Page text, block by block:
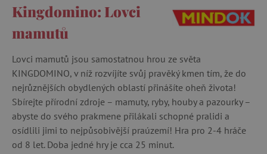
Kingdomino: Lovci
mamutů
Lovci mamutů jsou samostatnou hrou ze světa
KINGDOMINO, v níž rozvíjíte svůj pravěký kmen tím, že do
nejrůznějších obydlených oblastí přinášíte oheň života!
Sbírejte přírodní zdroje – mamuty, ryby, houby a pazourky –
abyste do svého prakmene přilákali schopné pralidi a
osídlili jimi to nejpůsobivější praúzemí! Hra pro 2-4 hráče
od 8 let. Doba jedné hry je cca 25 minut.